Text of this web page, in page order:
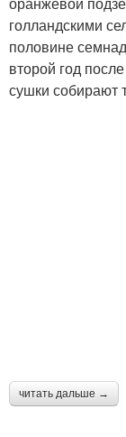
голландскими
половине
второй год
сушки собирают
читать дальше →